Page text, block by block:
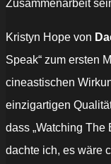
Zusammenarbeit
Kristyn Hope von
Speak“ zum ersten
cineastischen
einzigartigen
dass „Watching The
dachte ich, es wäre